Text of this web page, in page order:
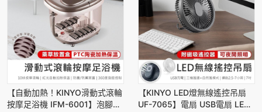
【自動加熱！KINYO滑動式滾輪
按摩足浴機 IFM-6001】泡腳機
【KINYO LED燈無線遙控吊扇
UF-7065】電扇 USB電扇 LED